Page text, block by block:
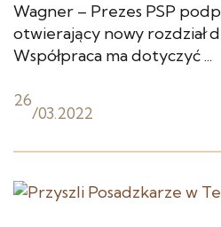
Wagner – Prezes PSP
otwierający nowy rozdział
Współpraca ma dotyczyć ...
26
/03.2022